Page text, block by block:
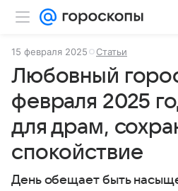
15 февраля 2025 Статьи
Любовный
февраля 2025
для драм,
спокойствие
День обещает быть